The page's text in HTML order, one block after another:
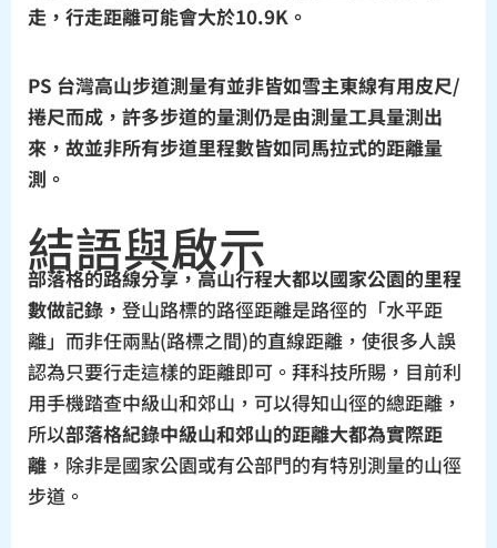
走，行走距離可能會大於10.9K。
PS 台灣高山步道測量有並非皆如雪主東線有用皮尺/
捲尺而成，許多步道的量測仍是由測量工具量測出
來，故並非所有步道里程數皆如同馬拉式的距離量
測。
結語與啟示
部落格的路線分享，高山行程大都以國家公園的里程
數做記錄， 登山路標的路徑距離是路徑的「水平距
離」而非任兩點(路標之間)的直線距離，使很多人誤
認為只要行走這樣的距離即可。拜科技所賜，目前利
用手機踏查中級山和郊山，可以得知山徑的總距離，
所以部落格紀錄中級山和郊山的距離大都為實際距
離 ，除非是國家公園或有公部門的有特別測量的山徑
步道。